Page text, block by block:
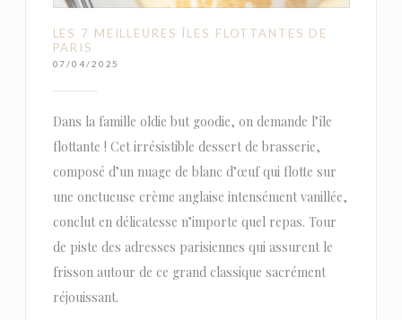
LES 7 MEILLEURES ÎLES FLOTTANTES DE
PARIS
07/04/2025
Dans la famille oldie but goodie, on demande l’île
flottante ! Cet irrésistible dessert de brasserie,
composé d’un nuage de blanc d’œuf qui flotte sur
une onctueuse crème anglaise intensément vanillée,
conclut en délicatesse n’importe quel repas. Tour
de piste des adresses parisiennes qui assurent le
frisson autour de ce grand classique sacrément
réjouissant.